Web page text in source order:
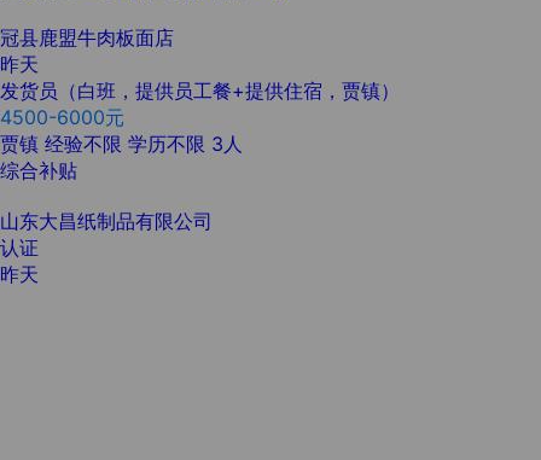
冠县鹿盟牛肉板面店
昨天
发货员（白班，提供员工餐+提供住宿，贾镇）
4500-6000元
贾镇 经验不限 学历不限 3人
综合补贴
山东大昌纸制品有限公司
认证
昨天